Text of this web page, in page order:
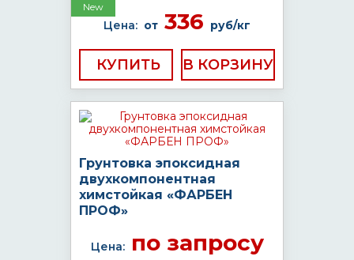
New
Цена: от 336 руб/кг
КУПИТЬ
Грунтовка эпоксидная
двухкомпонентная
химстойкая «ФАРБЕН
ПРОФ»
Цена:по запросу